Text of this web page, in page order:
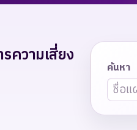
ความเสี่ยง
ค้นหา